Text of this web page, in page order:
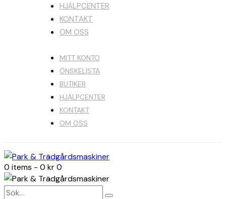
HJÄLPCENTER
KONTAKT
OM OSS
MITT KONTO
ÖNSKELISTA
BUTIKER
HJÄLPCENTER
KONTAKT
OM OSS
0 items - 0 kr0